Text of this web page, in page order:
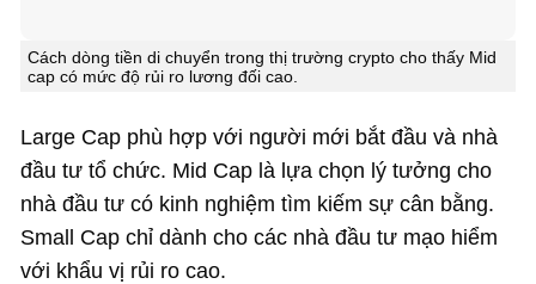
Cách dòng tiền di chuyển trong thị trường crypto cho thấy Mid
cap có mức độ rủi ro lương đối cao.
Large Cap phù hợp với người mới bắt đầu và nhà
đầu tư tổ chức. Mid Cap là lựa chọn lý tưởng cho
nhà đầu tư có kinh nghiệm tìm kiếm sự cân bằng.
Small Cap chỉ dành cho các nhà đầu tư mạo hiểm
với khẩu vị rủi ro cao.